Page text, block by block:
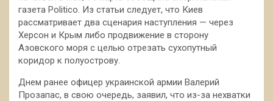
газета Politico. Из статьи следует, что Киев
рассматривает два сценария наступления — через
Херсон и Крым либо продвижение в сторону
Азовского моря с целью отрезать сухопутный
коридор к полуострову.
Днем ранее офицер украинской армии Валерий
Прозапас, в свою очередь, заявил, что из-за нехватки